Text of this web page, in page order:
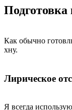
Как обычно
хну.
Лирическое
Я всегда